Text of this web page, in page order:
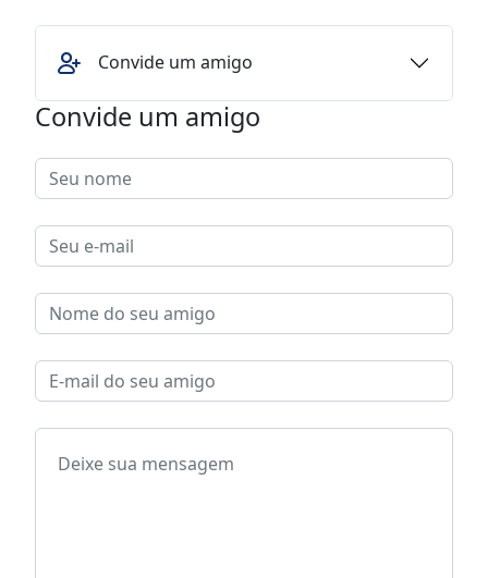
Convide um amigo
Convide um amigo